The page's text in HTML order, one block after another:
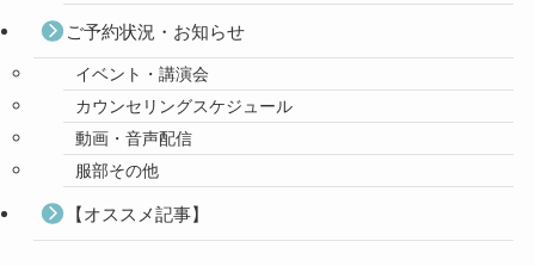
ご予約状況・お知らせ
イベント・講演会
カウンセリングスケジュール
動画・音声配信
服部その他
【オススメ記事】